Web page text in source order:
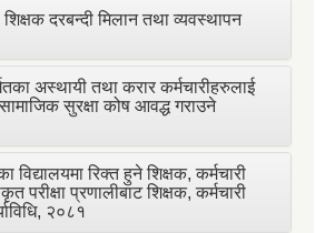
दरबन्दी मिलान तथा व्यवस्थापन
अस्थायी तथा करार कर्मचारीहरुलाई
सुरक्षा कोष आवद्ध गराउने
विद्यालयमा रिक्त हुने शिक्षक, कर्मचारी
परीक्षा प्रणालीबाट शिक्षक, कर्मचारी
२०८१